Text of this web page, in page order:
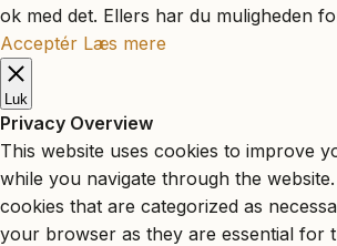
ok med det. Ellers har du muligheden
Acceptér Læs mere
Luk
Privacy Overview
This website uses cookies to improve
while you navigate through the
cookies that are categorized as
your browser as they are essential for